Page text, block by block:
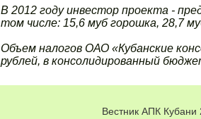
В 2012 году инвестор проекта -
том числе: 15,6 муб горошка, 28,7
Объем налогов ОАО «Кубанские
рублей, в консолидированный
Вестник АПК Кубани